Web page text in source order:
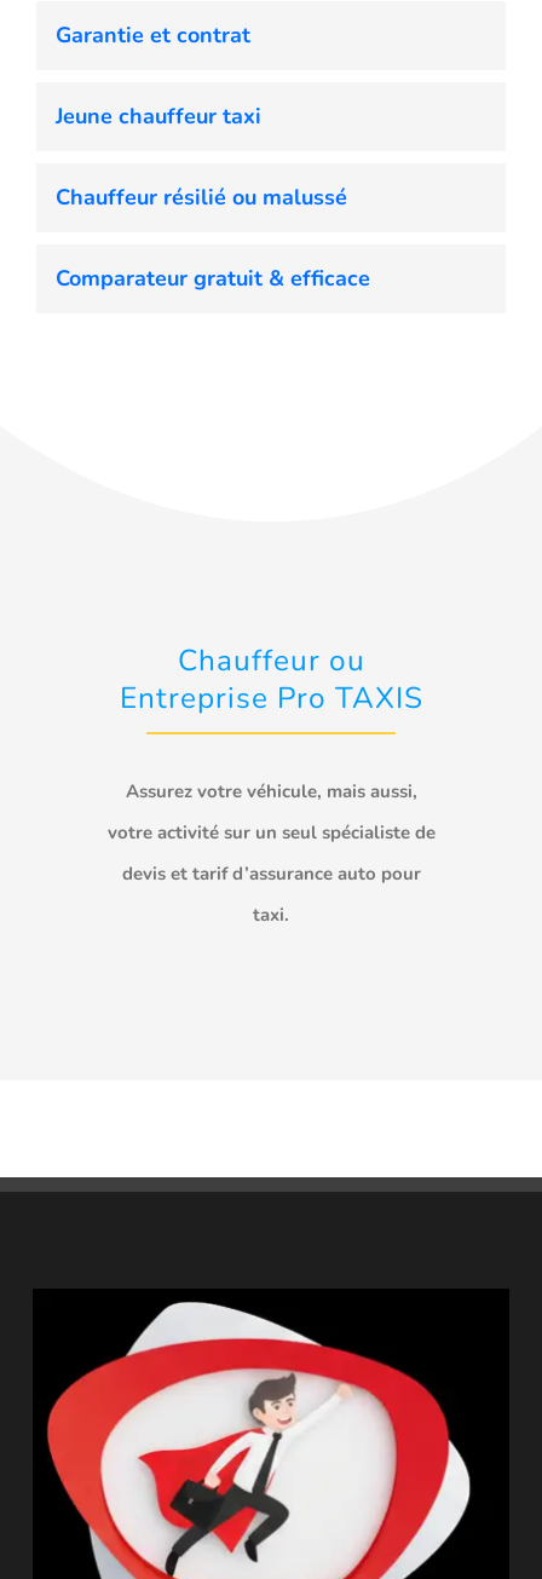
Garantie et contrat
Jeune chauffeur taxi
Chauffeur résilié ou malussé
Comparateur gratuit & efficace
Chauffeur ou
Entreprise Pro TAXIS
Assurez votre véhicule, mais aussi,
votre activité sur un seul spécialiste de
devis et tarif d’assurance auto pour
taxi.